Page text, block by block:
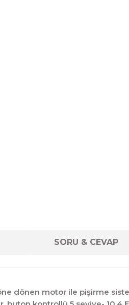
SORU & CEVAP
dönen motor ile pişirme